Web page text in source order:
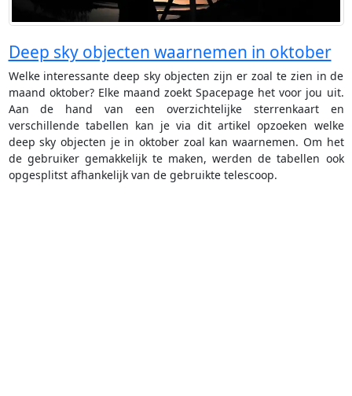
Deep sky objecten waarnemen in oktober
Welke interessante deep sky objecten zijn er zoal te zien in de
maand oktober? Elke maand zoekt Spacepage het voor jou uit.
Aan de hand van een overzichtelijke sterrenkaart en
verschillende tabellen kan je via dit artikel opzoeken welke
deep sky objecten je in oktober zoal kan waarnemen. Om het
de gebruiker gemakkelijk te maken, werden de tabellen ook
opgesplitst afhankelijk van de gebruikte telescoop.